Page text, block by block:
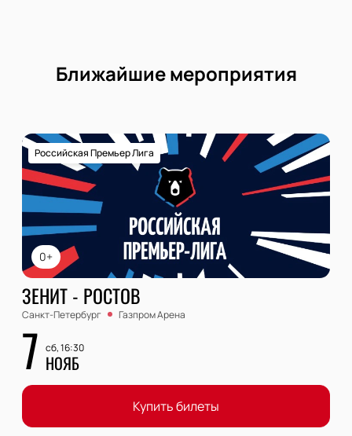
Ближайшие мероприятия
0+
Российская Премьер Лига
ЗЕНИТ - РОСТОВ
Санкт-Петербург Газпром Арена
7 сб, 16:30
НОЯБ
Купить билеты